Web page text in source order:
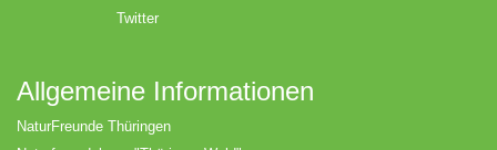
Twitter
Allgemeine Informationen
NaturFreunde Thüringen